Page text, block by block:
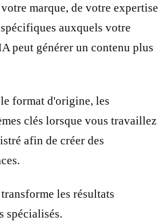
marque, de votre expertise
auxquels votre
peut générer un contenu plus
format d'origine, les
clés lorsque vous travaillez
afin de créer des
les résultats
spécialisés.